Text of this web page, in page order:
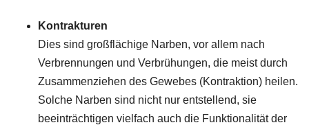
Kontrakturen
Dies sind großflächige Narben, vor allem nach
Verbrennungen und Verbrühungen, die meist durch
Zusammenziehen des Gewebes (Kontraktion) heilen.
Solche Narben sind nicht nur entstellend, sie
beeinträchtigen vielfach auch die Funktionalität der